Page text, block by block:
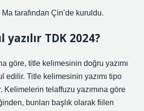
Ma tarafından Çin’de kuruldu.
yazılır TDK 2024?
göre, title kelimesinin doğru yazımı
edilir. Title kelimesinin yazımı tipo
Kelimelerin telaffuzu yazımına göre
bunları başlık olarak fiilen